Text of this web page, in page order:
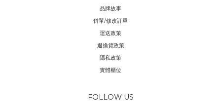
品牌故事
併單/修改訂單
運送政策
退換貨政策
隱私政策
實體櫃位
FOLLOW US